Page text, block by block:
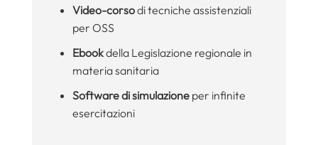
Video-corsodi tecniche assistenziali
per OSS
Ebookdella Legislazione regionale in
materia sanitaria
Software di simulazioneper infinite
esercitazioni